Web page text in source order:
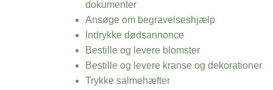
dokumenter
Ansøge om begravelseshjælp
Indrykke dødsannonce
Bestille og levere blomster
Bestille og levere kranse og dekorationer
Trykke salmehæfter